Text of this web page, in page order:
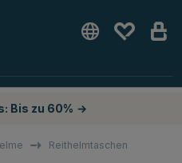
Bis zu 60% →
Reithelmtaschen